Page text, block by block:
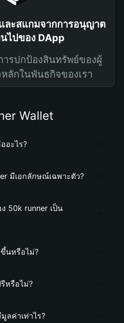
ละสแกมจากการอนุญาต
ไปของ DApp
ารปกป้องสินทรัพย์ของผู้
ลักในพันธกิจของเรา
Wallet
อะไร?
มีเอกลักษณ์เฉพาะตัว?
50k runner เป็น
นหรือไม่?
หรือไม่?
ลค่าเท่าไร?